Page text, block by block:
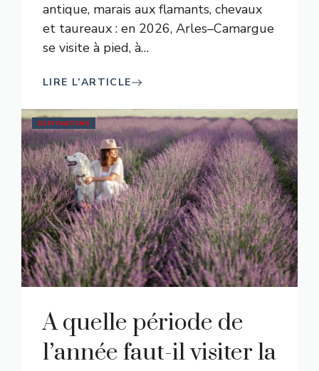
antique, marais aux flamants, chevaux
et taureaux : en 2026, Arles–Camargue
se visite à pied, à…
LIRE L’ARTICLE
DESTINATIONS
A quelle période de
l’année faut-il visiter la